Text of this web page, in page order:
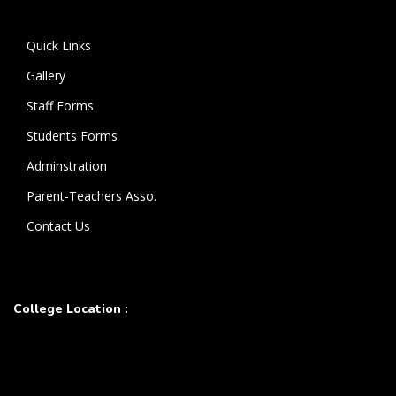
Quick Links
Gallery
Staff Forms
Students Forms
Adminstration
Parent-Teachers Asso.
Contact Us
College Location :